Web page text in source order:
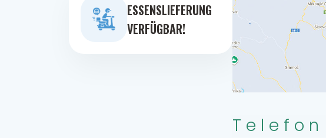
ESSENSLIEFERUNG
VERFÜGBAR!
Telefon